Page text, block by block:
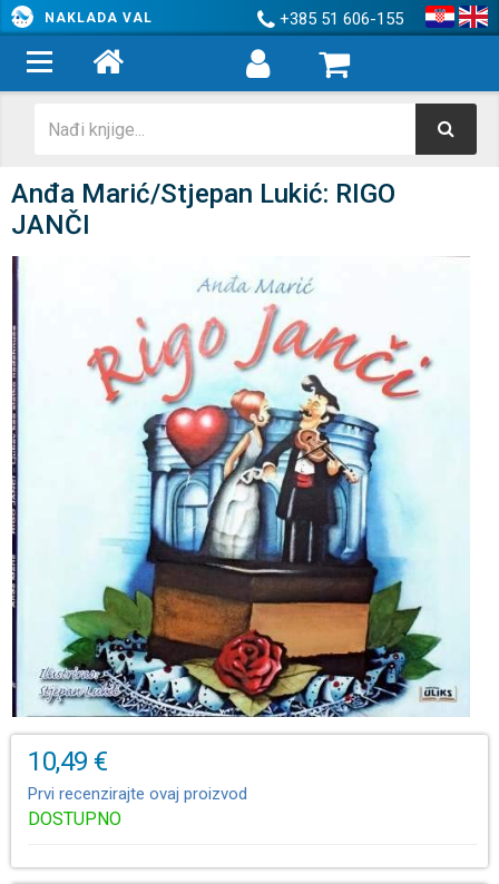
NAKLADA VAL +385 51 606-155
Anđa Marić/Stjepan Lukić: RIGO
JANČI
10,49 €
Prvi recenzirajte ovaj proizvod
DOSTUPNO